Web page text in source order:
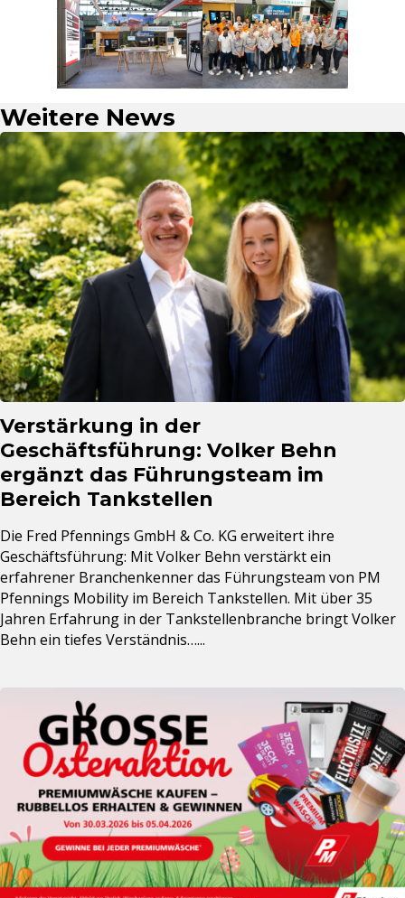
Weitere News
Verstärkung in der
Geschäftsführung: Volker Behn
ergänzt das Führungsteam im
Bereich Tankstellen
Die Fred Pfennings GmbH & Co. KG erweitert ihre
Geschäftsführung: Mit Volker Behn verstärkt ein
erfahrener Branchenkenner das Führungsteam von PM
Pfennings Mobility im Bereich Tankstellen. Mit über 35
Jahren Erfahrung in der Tankstellenbranche bringt Volker
Behn ein tiefes Verständnis…...